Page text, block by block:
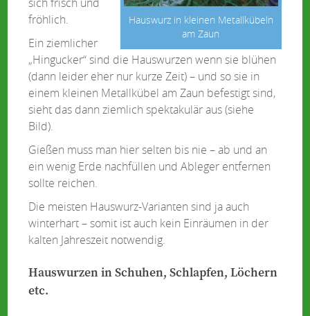
Hauswurz in kleinen Metallkübeln
am Zaun
fröhlich.
Ein ziemlicher
„Hingucker“ sind die Hauswurzen wenn sie blühen
(dann leider eher nur kurze Zeit) – und so sie in
einem kleinen Metallkübel am Zaun befestigt sind,
sieht das dann ziemlich spektakulär aus (siehe
Bild).
Gießen muss man hier selten bis nie – ab und an
ein wenig Erde nachfüllen und Ableger entfernen
sollte reichen.
Die meisten Hauswurz-Varianten sind ja auch
winterhart – somit ist auch kein Einräumen in der
kalten Jahreszeit notwendig.
Hauswurzen in Schuhen, Schlapfen, Löchern
etc.